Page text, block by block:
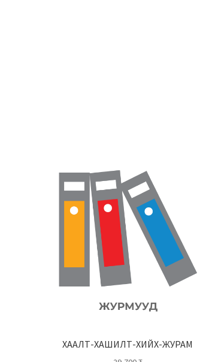
ХААЛТ-ХАШИЛТ-ХИЙХ-ЖУРАМ